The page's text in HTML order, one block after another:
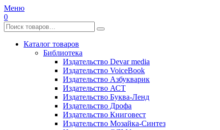
Меню
0
Каталог товаров
Библиотека
Издательство Devar media
Издательство VoiceBook
Издательство Азбукварик
Издательство АСТ
Издательство Буква-Ленд
Издательство Дрофа
Издательство Книговест
Издательство Мозайка-Синтез